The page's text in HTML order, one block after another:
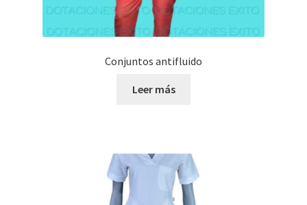
Conjuntos antifluido
Leer más